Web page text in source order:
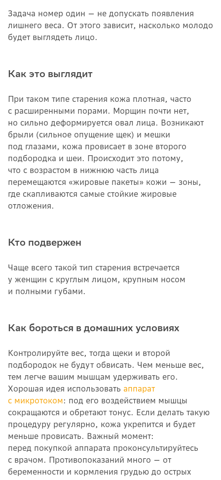
Задача номер один — не допускать появления
лишнего веса. От этого зависит, насколько молодо
будет выглядеть лицо.
Как это выглядит
При таком типе старения кожа плотная, часто
с расширенными порами. Морщин почти нет,
но сильно деформируется овал лица. Возникают
брыли (сильное опущение щек) и мешки
под глазами, кожа провисает в зоне второго
подбородка и шеи. Происходит это потому,
что с возрастом в нижнюю часть лица
перемещаются «жировые пакеты» кожи — зоны,
где скапливаются самые стойкие жировые
отложения.
Кто подвержен
Чаще всего такой тип старения встречается
у женщин с круглым лицом, крупным носом
и полными губами.
Как бороться в домашних условиях
Контролируйте вес, тогда щеки и второй
подбородок не будут обвисать. Чем меньше вес,
тем легче вашим мышцам удерживать его.
Хорошая идея использовать аппарат
с микротоком: под его воздействием мышцы
сокращаются и обретают тонус. Если делать такую
процедуру регулярно, кожа укрепится и будет
меньше провисать. Важный момент:
перед покупкой аппарата проконсультируйтесь
с врачом. Противопоказаний много — от
беременности и кормления грудью до острых